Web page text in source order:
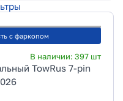
с фаркопом
В наличии: 397 шт
TowRus 7-pin